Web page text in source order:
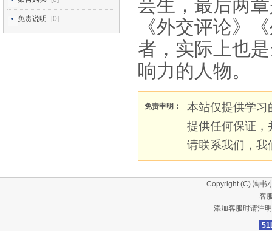
免责说明 [0]
芸生，最后两
《外交评论》
者，实际上也
响力的人物。
免责申明：
本站仅提供学习
提供任何保证，
请联系我们，我
Copyright (C) 淘书
客
添加客服时请注